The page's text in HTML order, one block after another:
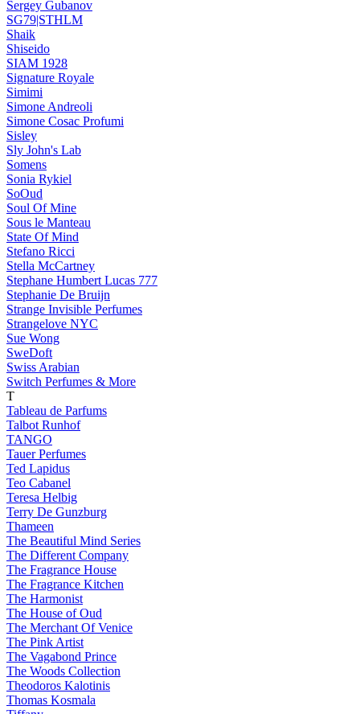
Sergey Gubanov
SG79|STHLM
Shaik
Shiseido
SIAM 1928
Signature Royale
Simimi
Simone Andreoli
Simone Cosac Profumi
Sisley
Sly John's Lab
Somens
Sonia Rykiel
SoOud
Soul Of Mine
Sous le Manteau
State Of Mind
Stefano Ricci
Stella McCartney
Stephane Humbert Lucas 777
Stephanie De Bruijn
Strange Invisible Perfumes
Strangelove NYC
Sue Wong
SweDoft
Swiss Arabian
Switch Perfumes & More
T
Tableau de Parfums
Talbot Runhof
TANGO
Tauer Perfumes
Ted Lapidus
Teo Cabanel
Teresa Helbig
Terry De Gunzburg
Thameen
The Beautiful Mind Series
The Different Company
The Fragrance House
The Fragrance Kitchen
The Harmonist
The House of Oud
The Merchant Of Venice
The Pink Artist
The Vagabond Prince
The Woods Collection
Theodoros Kalotinis
Thomas Kosmala